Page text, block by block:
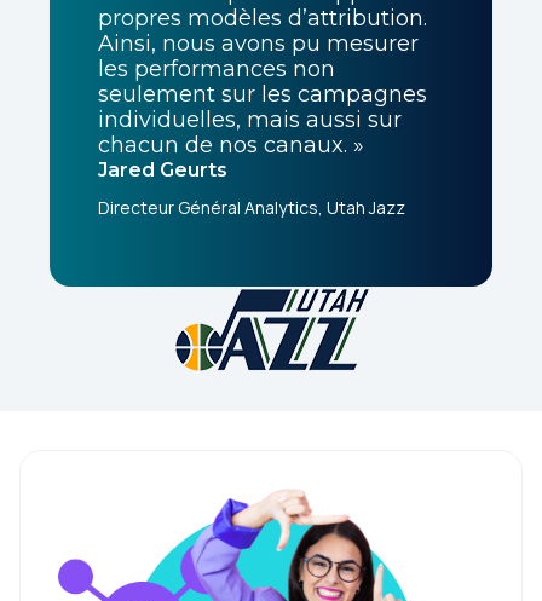
propres modèles d’attribution.
Ainsi, nous avons pu mesurer
les performances non
seulement sur les campagnes
individuelles, mais aussi sur
chacun de nos canaux. »
Jared Geurts
Directeur Général Analytics, Utah Jazz